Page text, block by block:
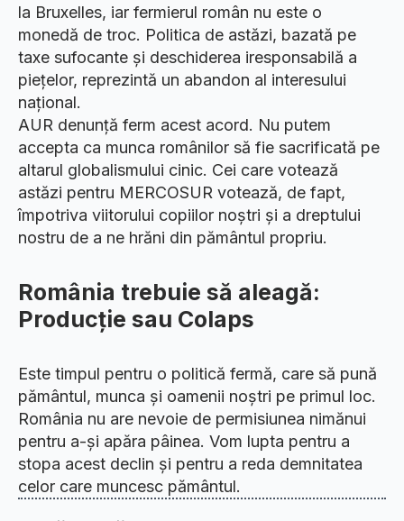
la Bruxelles, iar fermierul român nu este o
monedă de troc. Politica de astăzi, bazată pe
taxe sufocante și deschiderea iresponsabilă a
piețelor, reprezintă un abandon al interesului
național.
​AUR denunță ferm acest acord. Nu putem
accepta ca munca românilor să fie sacrificată pe
altarul globalismului cinic. Cei care votează
astăzi pentru MERCOSUR votează, de fapt,
împotriva viitorului copiilor noștri și a dreptului
nostru de a ne hrăni din pământul propriu.
​România trebuie să aleagă:
Producție sau Colaps
​Este timpul pentru o politică fermă, care să pună
pământul, munca și oamenii noștri pe primul loc.
România nu are nevoie de permisiunea nimănui
pentru a-și apăra pâinea. Vom lupta pentru a
stopa acest declin și pentru a reda demnitatea
celor care muncesc pământul.